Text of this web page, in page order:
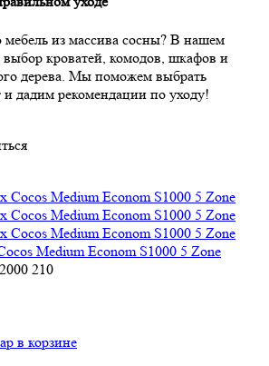
из массива сосны? В нашем
кроватей, комодов, шкафов и
дерева. Мы поможем выбрать
дадим рекомендации по уходу!
Medium Econom S1000 5 Zone
210
в корзине